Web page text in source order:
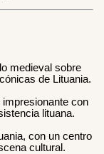
medieval sobre
de Lituania.
con
lituana.
con un centro
cultural.